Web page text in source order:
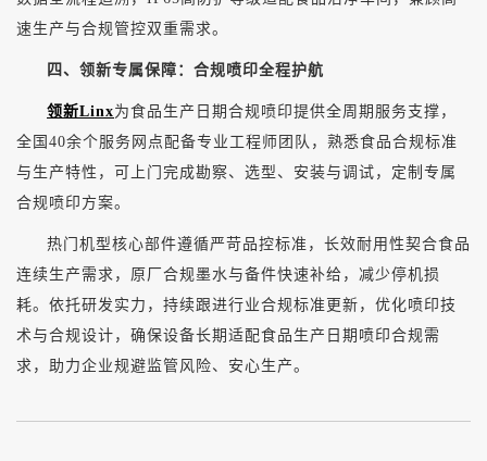
速生产与合规管控双重需求。
四、领新专属保障：合规喷印全程护航
领新Linx为食品生产日期合规喷印提供全周期服务支撑，
全国40余个服务网点配备专业工程师团队，熟悉食品合规标准
与生产特性，可上门完成勘察、选型、安装与调试，定制专属
合规喷印方案。
热门机型核心部件遵循严苛品控标准，长效耐用性契合食品
连续生产需求，原厂合规墨水与备件快速补给，减少停机损
耗。依托研发实力，持续跟进行业合规标准更新，优化喷印技
术与合规设计，确保设备长期适配食品生产日期喷印合规需
求，助力企业规避监管风险、安心生产。